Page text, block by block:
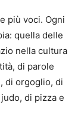
più voci. Ogni
quella delle
nella cultura
di parole
di orgoglio, di
di pizza e